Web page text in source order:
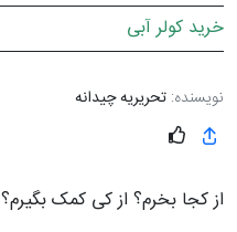
خرید کولر آبی
نویسنده: تحریریه چیدانه
از کجا بخرم؟ از کی کمک بگیرم؟